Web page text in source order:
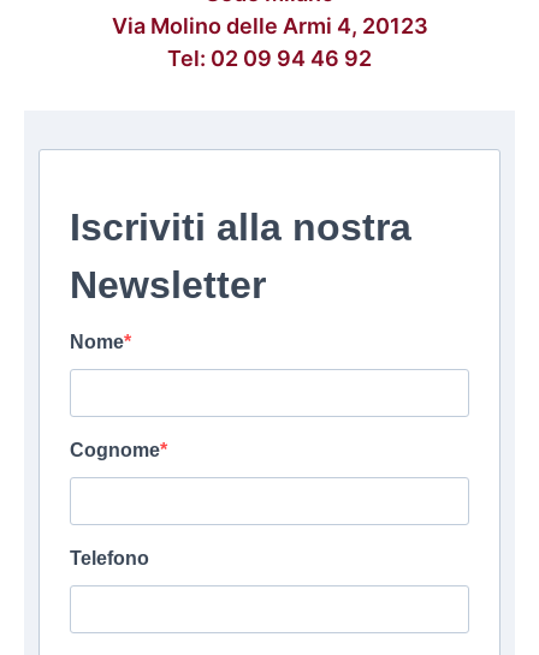
Via Molino delle Armi 4, 20123
Tel: 02 09 94 46 92
Iscriviti alla nostra
Newsletter
Nome
Cognome
Telefono